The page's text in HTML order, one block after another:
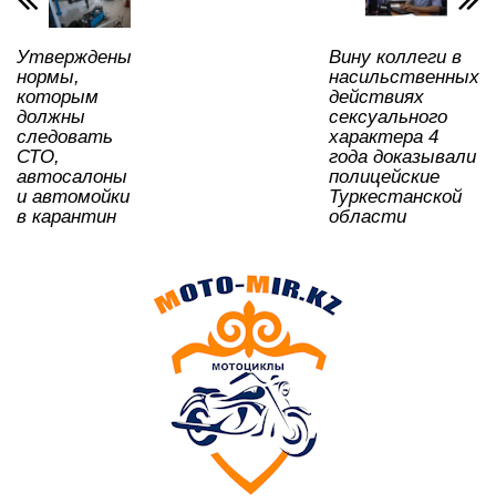
k
Утверждены
нормы,
которым
должны
следовать
СТО,
автосалоны
и автомойки
в карантин
Вину коллеги в
насильственных
действиях
сексуального
характера 4
года доказывали
полицейские
Туркестанской
области